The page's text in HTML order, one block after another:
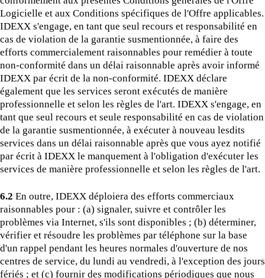
Logicielle et aux Conditions spécifiques de l'Offre applicables.
IDEXX s'engage, en tant que seul recours et responsabilité en
cas de violation de la garantie susmentionnée, à faire des
efforts commercialement raisonnables pour remédier à toute
non-conformité dans un délai raisonnable après avoir informé
IDEXX par écrit de la non-conformité. IDEXX déclare
également que les services seront exécutés de manière
professionnelle et selon les règles de l'art. IDEXX s'engage, en
tant que seul recours et seule responsabilité en cas de violation
de la garantie susmentionnée, à exécuter à nouveau lesdits
services dans un délai raisonnable après que vous ayez notifié
par écrit à IDEXX le manquement à l'obligation d'exécuter les
services de manière professionnelle et selon les règles de l'art.
6.2 En outre, IDEXX déploiera des efforts commerciaux
raisonnables pour : (a) signaler, suivre et contrôler les
problèmes via Internet, s'ils sont disponibles ; (b) déterminer,
vérifier et résoudre les problèmes par téléphone sur la base
d'un rappel pendant les heures normales d'ouverture de nos
centres de service, du lundi au vendredi, à l'exception des jours
fériés ; et (c) fournir des modifications périodiques que nous